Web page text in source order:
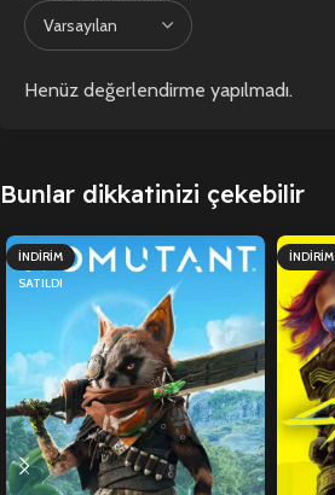
Henüz değerlendirme yapılmadı.
Bunlar dikkatinizi çekebilir
İNDIRIM
SATILDI
İNDIRIM